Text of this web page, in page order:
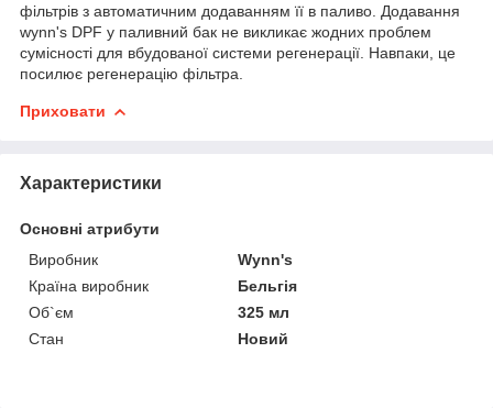
фільтрів з автоматичним додаванням її в паливо. Додавання
wynn's DPF у паливний бак не викликає жодних проблем
сумісності для вбудованої системи регенерації. Навпаки, це
посилює регенерацію фільтра.
Приховати
Характеристики
Основні атрибути
Виробник
Wynn's
Країна виробник
Бельгія
Об`єм
325 мл
Стан
Новий